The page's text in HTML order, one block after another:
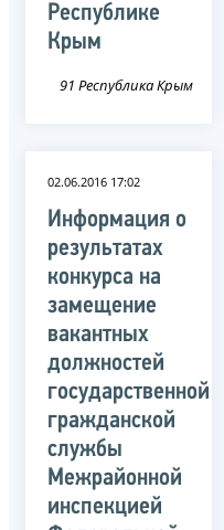
Республике
Крым
91 Республика Крым
02.06.2016 17:02
Информация о
результатах
конкурса на
замещение
вакантных
должностей
государственной
гражданской
службы
Межрайонной
инспекцией